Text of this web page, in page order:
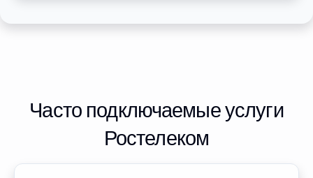
Часто подключаемые услуги
Ростелеком